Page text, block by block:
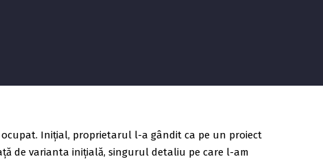
Inițial, proprietarul l-a gândit ca pe un proiect
de varianta inițială, singurul detaliu pe care l-am